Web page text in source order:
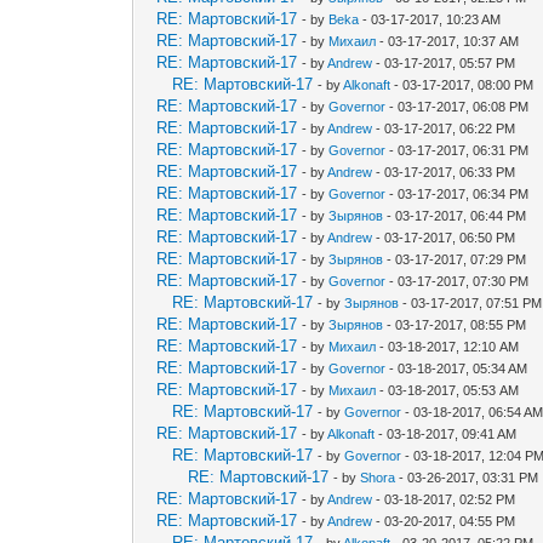
RE: Мартовский-17 - by Beka - 03-17-2017, 10:23 AM
RE: Мартовский-17 - by Михаил - 03-17-2017, 10:37 AM
RE: Мартовский-17 - byAndrew - 03-17-2017, 05:57 PM
RE: Мартовский-17 - byAlkonaft - 03-17-2017, 08:00 PM
RE: Мартовский-17 - byGovernor - 03-17-2017, 06:08 PM
RE: Мартовский-17 - byAndrew - 03-17-2017, 06:22 PM
RE: Мартовский-17 - byGovernor - 03-17-2017, 06:31 PM
RE: Мартовский-17 - byAndrew - 03-17-2017, 06:33 PM
RE: Мартовский-17 - byGovernor - 03-17-2017, 06:34 PM
RE: Мартовский-17 - byЗырянов - 03-17-2017, 06:44 PM
RE: Мартовский-17 - byAndrew - 03-17-2017, 06:50 PM
RE: Мартовский-17 - byЗырянов - 03-17-2017, 07:29 PM
RE: Мартовский-17 - byGovernor - 03-17-2017, 07:30 PM
RE: Мартовский-17 - byЗырянов - 03-17-2017, 07:51 PM
RE: Мартовский-17 - byЗырянов - 03-17-2017, 08:55 PM
RE: Мартовский-17 - by Михаил - 03-18-2017, 12:10 AM
RE: Мартовский-17 - byGovernor - 03-18-2017, 05:34 AM
RE: Мартовский-17 - by Михаил - 03-18-2017, 05:53 AM
RE: Мартовский-17 - byGovernor - 03-18-2017, 06:54 AM
RE: Мартовский-17 - byAlkonaft - 03-18-2017, 09:41 AM
RE: Мартовский-17 - byGovernor - 03-18-2017, 12:04
RE: Мартовский-17 - byShora - 03-26-2017, 03:31 PM
RE: Мартовский-17 - byAndrew - 03-18-2017, 02:52 PM
RE: Мартовский-17 - byAndrew - 03-20-2017, 04:55 PM